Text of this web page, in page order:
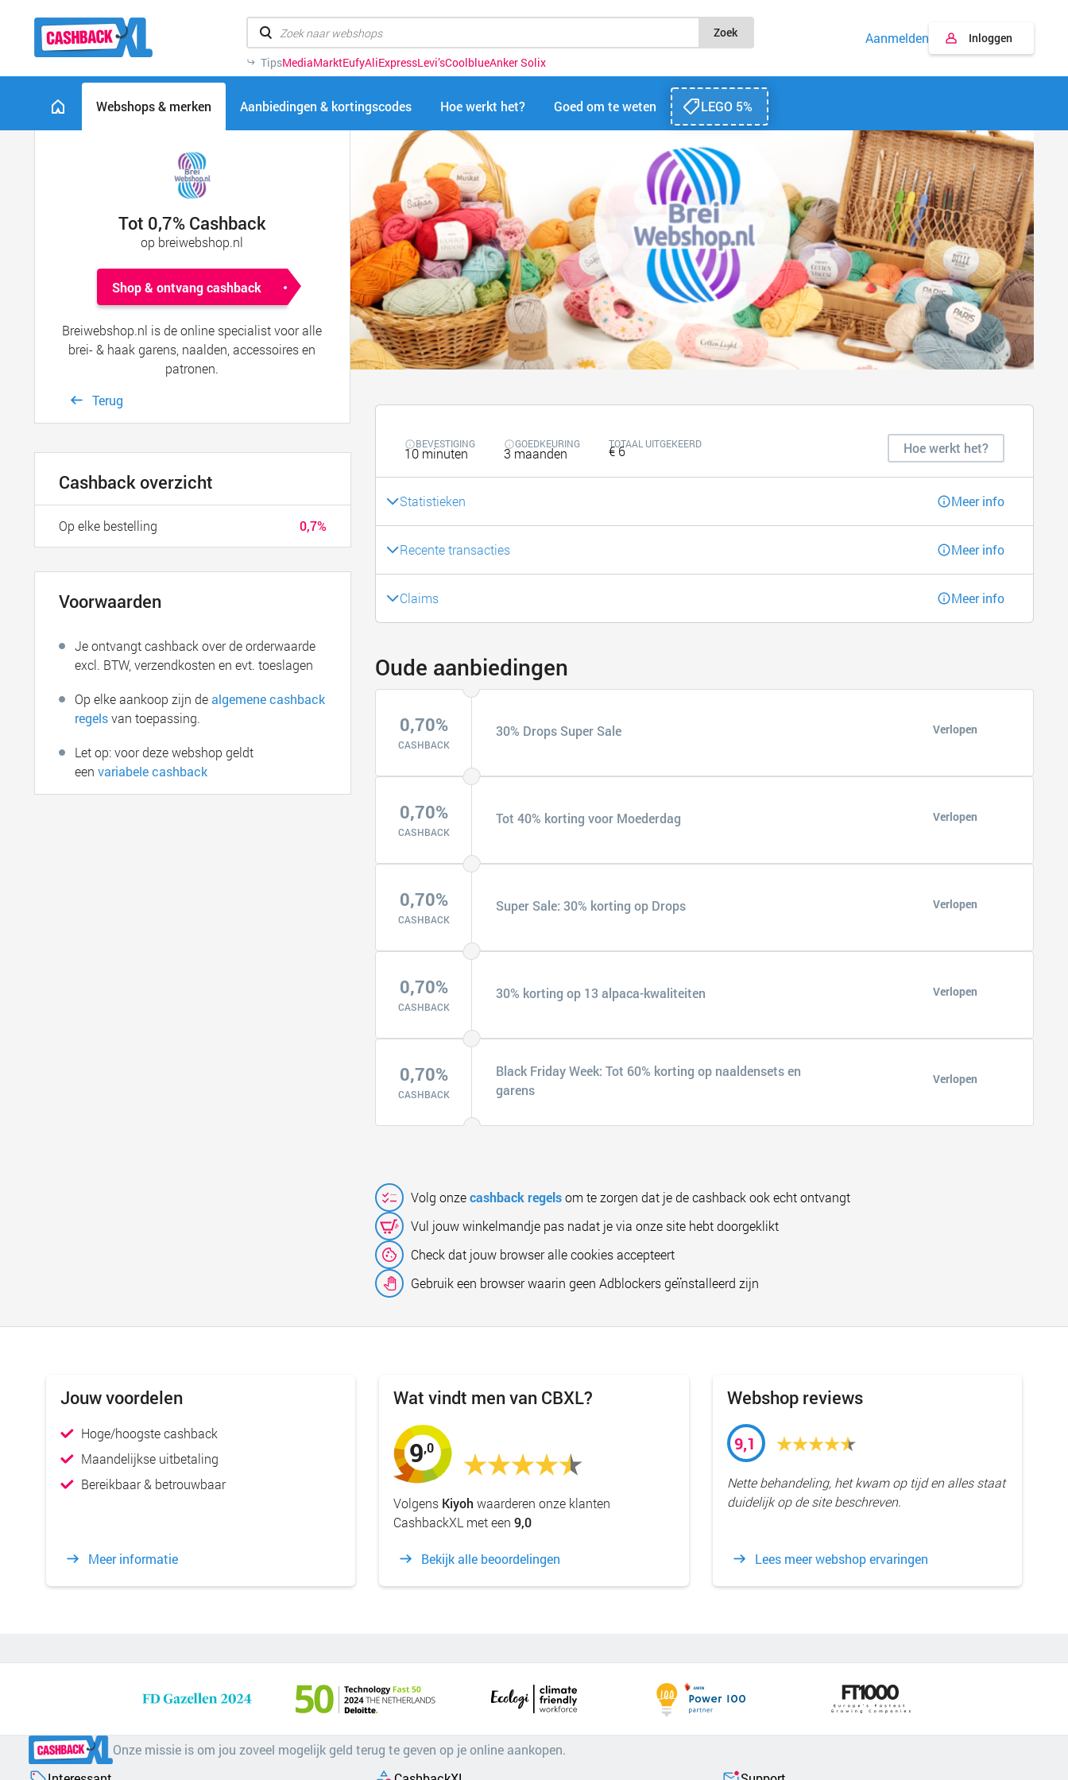
Zoek
TipsMediaMarktEufyAliExpressLevi’sCoolblueAnker Solix
Aanmelden Inloggen
Webshops & merken Aanbiedingen & kortingscodes Hoe werkt het? Goed om te weten LEGO 5%
Tot 0,7% Cashback
op breiwebshop.nl
Shop & ontvang cashback
Breiwebshop.nl is de online specialist voor alle
brei- & haak garens, naalden, accessoires en
patronen.
Terug
BEVESTIGING
10 minuten
GOEDKEURING
3 maanden
TOTAAL UITGEKEERD
€ 6 Hoe werkt het?
Statistieken Meer info
Recente transacties Meer info
Claims Meer info
Oude aanbiedingen
0,70%
CASHBACK
30% Drops Super Sale Verlopen
0,70%
CASHBACK
Tot 40% korting voor Moederdag Verlopen
0,70%
CASHBACK
Super Sale: 30% korting op Drops Verlopen
0,70%
CASHBACK
30% korting op 13 alpaca-kwaliteiten Verlopen
0,70%
CASHBACK
Black Friday Week: Tot 60% korting op naaldensets en
garens
Verlopen
Volg onzecashback regelsom te zorgen dat je de cashback ook echt ontvangt
Vul jouw winkelmandje pas nadat je via onze site hebt doorgeklikt
Check dat jouw browser alle cookies accepteert
Gebruik een browser waarin geen Adblockers geïnstalleerd zijn
Cashback overzicht
0,7%
Op elke bestelling
Voorwaarden
Je ontvangt cashback over de orderwaarde
excl. BTW, verzendkosten en evt. toeslagen
Op elke aankoop zijn dealgemene cashback
regelsvan toepassing.
Let op: voor deze webshop geldt
eenvariabele cashback
Jouw voordelen
Hoge/hoogste cashback
Maandelijkse uitbetaling
Bereikbaar & betrouwbaar
Meer informatie
Wat vindt men van CBXL?
9,0
Volgens Kiyoh waarderen onze klanten
CashbackXL met een9,0
Bekijk alle beoordelingen
Webshop reviews
9,1
Nette behandeling, het kwam op tijd en alles staat
duidelijk op de site beschreven.
Lees meer webshop ervaringen
Onze missie is om jou zoveel mogelijk geld terug te geven op je online aankopen.